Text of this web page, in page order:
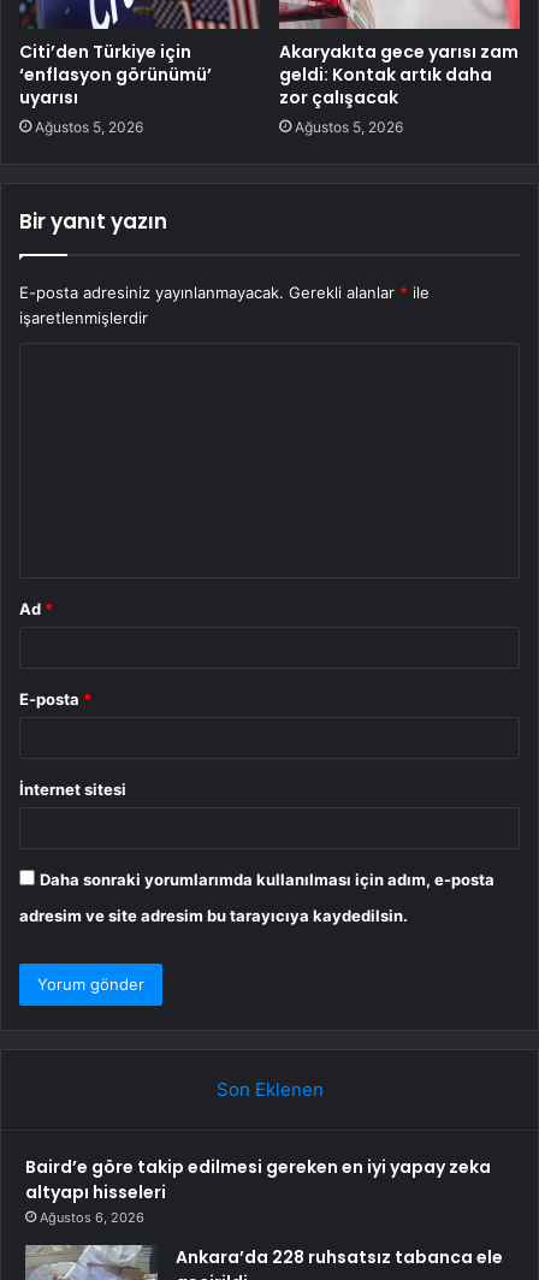
Citi’den Türkiye için
‘enflasyon görünümü’
uyarısı
Ağustos 5, 2026
Akaryakıta gece yarısı zam
geldi: Kontak artık daha
zor çalışacak
Ağustos 5, 2026
Bir yanıt yazın
E-posta adresiniz yayınlanmayacak. Gerekli alanlar * ile
işaretlenmişlerdir
Ad *
E-posta *
İnternet sitesi
Daha sonraki yorumlarımda kullanılması için adım, e-posta
adresim ve site adresim bu tarayıcıya kaydedilsin.
Son Eklenen
Baird’e göre takip edilmesi gereken en iyi yapay zeka
altyapı hisseleri
Ağustos 6, 2026
Ankara’da 228 ruhsatsız tabanca ele